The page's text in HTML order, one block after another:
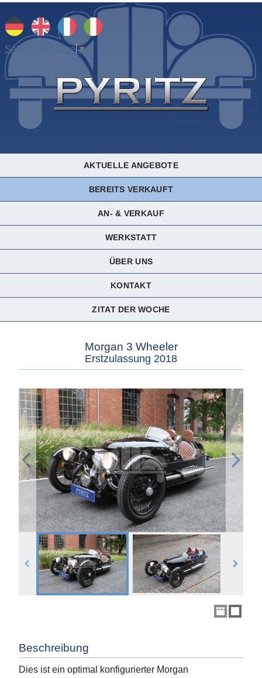
Select Language▼
AKTUELLE ANGEBOTE
BEREITS VERKAUFT
AN- & VERKAUF
WERKSTATT
ÜBER UNS
KONTAKT
ZITAT DER WOCHE
Morgan 3 Wheeler
Erstzulassung 2018
Beschreibung
Dies ist ein optimal konfigurierter Morgan